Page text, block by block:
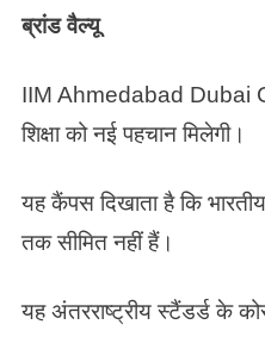
ब्रांड वैल्यू
IIM Ahmedabad Dubai
शिक्षा को नई पहचान मिलेगी।
यह कैंपस दिखाता है कि
तक सीमित नहीं हैं।
यह अंतरराष्ट्रीय स्टैंडर्ड के